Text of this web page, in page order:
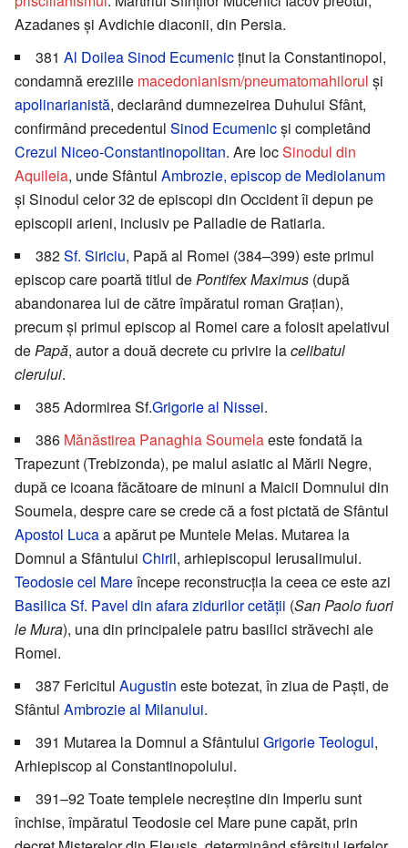
Azadanes și Avdichie diaconii, din Persia.
381 Al Doilea Sinod Ecumenicținut la Constantinopol,
condamnă ereziile macedonianism/pneumatomahilorul și
apolinarianistă, declarând dumnezeirea Duhului Sfânt,
confirmând precedentul Sinod Ecumenicși completând
Crezul Niceo-Constantinopolitan. Are locSinodul din
Aquileia, unde Sfântul Ambrozie, episcop de Mediolanum
și Sinodul celor 32 de episcopi din Occident îi depun pe
episcopii arieni, inclusiv pe Palladie de Ratiaria.
382Sf. Siriciu, Papă al Romei (384–399) este primul
episcop care poartă titlul de Pontifex Maximus (după
abandonarea lui de către împăratul roman Grațian),
precum și primul episcop al Romei care a folosit apelativul
de Papă, autor a două decrete cu privire lacelibatul
clerului.
385 Adormirea Sf.Grigorie al Nissei.
386 Mănăstirea Panaghia Soumelaeste fondată la
Trapezunt (Trebizonda), pe malul asiatic al Mării Negre,
după ce icoana făcătoare de minuni a Maicii Domnului din
Soumela, despre care se crede că a fost pictată de Sfântul
Apostol Lucaa apărut pe Muntele Melas. Mutarea la
Domnul a Sfântului Chiril, arhiepiscopul Ierusalimului.
Teodosie cel Mareîncepe reconstrucția la ceea ce este azi
Basilica Sf. Pavel din afara zidurilor cetății (San Paolo fuori
le Mura), una din principalele patru basilici străvechi ale
Romei.
387 Fericitul Augustin este botezat, în ziua de Paști, de
Sfântul Ambrozie al Milanului.
391 Mutarea la Domnul a Sfântului Grigorie Teologul,
Arhiepiscop al Constantinopolului.
391–92 Toate templele necreștine din Imperiu sunt
închise, împăratul Teodosie cel Mare pune capăt, prin